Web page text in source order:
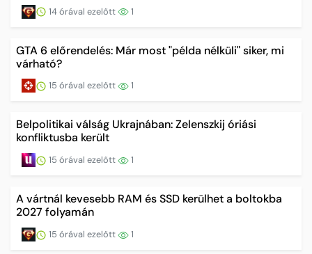
14 órával ezelőtt 1
GTA 6 előrendelés: Már most "példa nélküli" siker, mi
várható?
15 órával ezelőtt 1
Belpolitikai válság Ukrajnában: Zelenszkij óriási
konfliktusba került
15 órával ezelőtt 1
A vártnál kevesebb RAM és SSD kerülhet a boltokba
2027 folyamán
15 órával ezelőtt 1